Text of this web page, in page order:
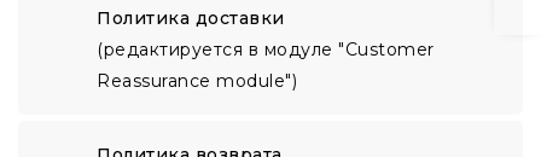
Политика доставки
(редактируется в модуле "Customer
Reassurance module")